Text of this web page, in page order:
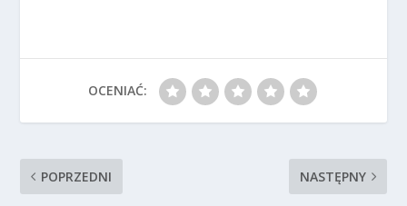
OCENIAĆ:
POPRZEDNI NASTĘPNY